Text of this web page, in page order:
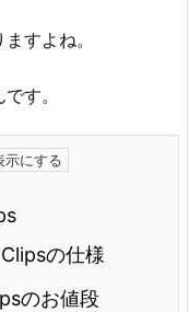
すよね。
す。
の仕様
のお値段